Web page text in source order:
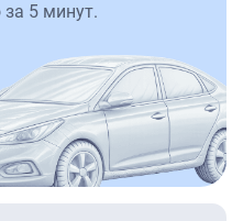
за 5 минут.